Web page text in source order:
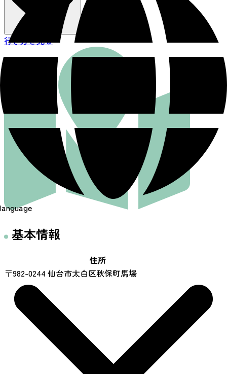
language
行き方を見る
基本情報
住所
〒982-0244 仙台市太白区秋保町馬場